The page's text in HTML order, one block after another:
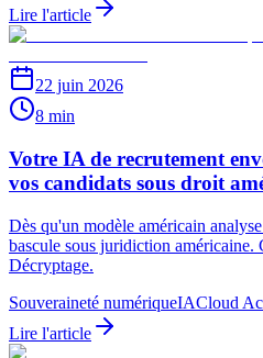
Lire l'article
22 juin 2026
8 min
Votre IA de recrutement
vos candidats sous droit
Dès qu'un modèle américain
bascule sous juridiction américaine.
Décryptage.
Souveraineté numériqueIACloud
Lire l'article